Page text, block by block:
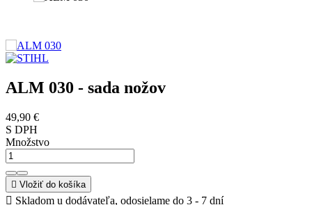
ALM 030 - sada nožov
49,90 €
S DPH
Množstvo
 Vložiť do košíka
 Skladom u dodávateľa, odosielame do 3 - 7 dní